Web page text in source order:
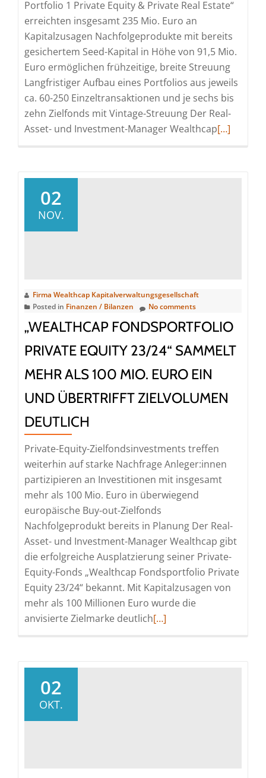
Portfolio 1 Private Equity & Private Real Estate“
erreichten insgesamt 235 Mio. Euro an
Kapitalzusagen Nachfolgeprodukte mit bereits
gesichertem Seed-Kapital in Höhe von 91,5 Mio.
Euro ermöglichen frühzeitige, breite Streuung
Langfristiger Aufbau eines Portfolios aus jeweils
ca. 60-250 Einzeltransaktionen und je sechs bis
zehn Zielfonds mit Vintage-Streuung Der Real-
Asset- und Investment-Manager WealthcapRead
Real
Estate
im
[…]
02
NOV.
Firma Wealthcap Kapitalverwaltungsgesellschaft
Posted in Finanzen / Bilanzen No comments
„WEALTHCAP FONDSPORTFOLIO
PRIVATE EQUITY 23/24“ SAMMELT
MEHR ALS 100 MIO. EURO EIN
UND ÜBERTRIFFT ZIELVOLUMEN
DEUTLICH
Private-Equity-Zielfondsinvestments treffen
weiterhin auf starke Nachfrage Anleger:innen
partizipieren an Investitionen mit insgesamt
mehr als 100 Mio. Euro in überwiegend
europäische Buy-out-Zielfonds
Nachfolgeprodukt bereits in Planung Der Real-
Asset- und Investment-Manager Wealthcap gibt
die erfolgreiche Ausplatzierung seiner Private-
Equity-Fonds „Wealthcap Fondsportfolio Private
Equity 23/24“ bekannt. Mit Kapitalzusagen von
mehr als 100 Millionen Euro wurde die
anvisierte Zielmarke deutlichRead
[…]
02
OKT.